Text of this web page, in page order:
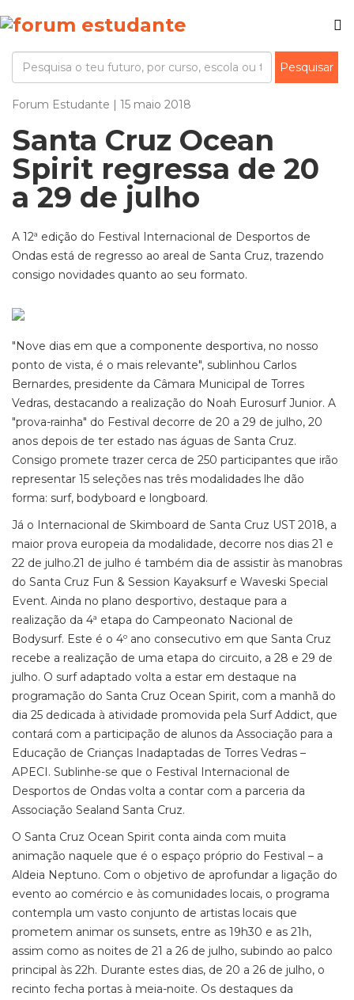
Forum Estudante | 15 maio 2018
Santa Cruz Ocean
Spirit regressa de 20
a 29 de julho
A 12ª edição do Festival Internacional de Desportos de
Ondas está de regresso ao areal de Santa Cruz, trazendo
consigo novidades quanto ao seu formato.
"Nove dias em que a componente desportiva, no nosso
ponto de vista, é o mais relevante", sublinhou Carlos
Bernardes, presidente da Câmara Municipal de Torres
Vedras, destacando a realização do Noah Eurosurf Junior. A
"prova-rainha" do Festival decorre de 20 a 29 de julho, 20
anos depois de ter estado nas águas de Santa Cruz.
Consigo promete trazer cerca de 250 participantes que irão
representar 15 seleções nas três modalidades lhe dão
forma: surf, bodyboard e longboard.
Já o Internacional de Skimboard de Santa Cruz UST 2018, a
maior prova europeia da modalidade, decorre nos dias 21 e
22 de julho.21 de julho é também dia de assistir às manobras
do Santa Cruz Fun & Session Kayaksurf e Waveski Special
Event. Ainda no plano desportivo, destaque para a
realização da 4ª etapa do Campeonato Nacional de
Bodysurf. Este é o 4º ano consecutivo em que Santa Cruz
recebe a realização de uma etapa do circuito, a 28 e 29 de
julho. O surf adaptado volta a estar em destaque na
programação do Santa Cruz Ocean Spirit, com a manhã do
dia 25 dedicada à atividade promovida pela Surf Addict, que
contará com a participação de alunos da Associação para a
Educação de Crianças Inadaptadas de Torres Vedras –
APECI. Sublinhe-se que o Festival Internacional de
Desportos de Ondas volta a contar com a parceria da
Associação Sealand Santa Cruz.
O Santa Cruz Ocean Spirit conta ainda com muita
animação naquele que é o espaço próprio do Festival – a
Aldeia Neptuno. Com o objetivo de aprofundar a ligação do
evento ao comércio e às comunidades locais, o programa
contempla um vasto conjunto de artistas locais que
prometem animar os sunsets, entre as 19h30 e as 21h,
assim como as noites de 21 a 26 de julho, subindo ao palco
principal às 22h. Durante estes dias, de 20 a 26 de julho, o
recinto fecha portas à meia-noite. Os destaques da